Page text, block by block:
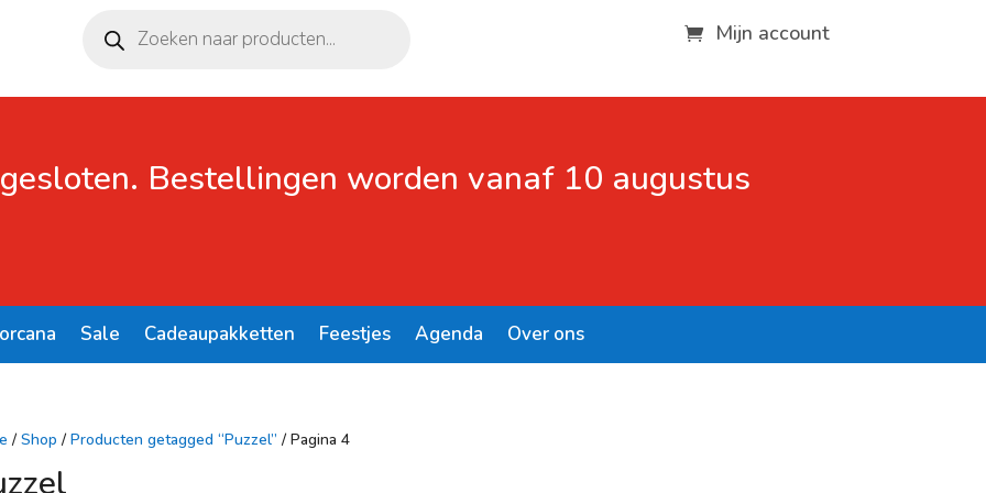
zoeken Mijn account
Bestellingen worden vanaf 10 augustus
Sale Cadeaupakketten Feestjes Agenda Over ons
/ Shop / Producten getagged “Puzzel” / Pagina 4